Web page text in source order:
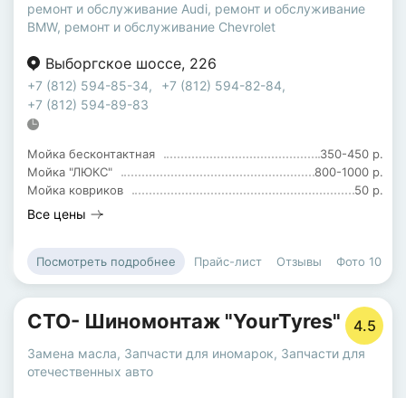
ремонт и обслуживание Audi, ремонт и обслуживание
BMW, ремонт и обслуживание Chevrolet
Выборгское шоссе, 226
+7 (812) 594-85-34, +7 (812) 594-82-84,
+7 (812) 594-89-83
Мойка бесконтактная
350-450 р.
Мойка "ЛЮКС"
800-1000 р.
Мойка ковриков
50 р.
Все цены
Посмотреть подробнее Прайс-лист Отзывы Фото 10
СТО- Шиномонтаж "YourTyres" 4.5
Замена масла, Запчасти для иномарок, Запчасти для
отечественных авто